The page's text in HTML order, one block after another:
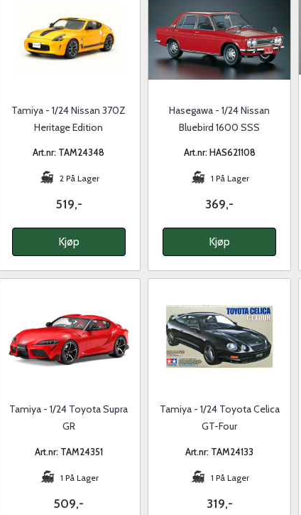
Tamiya - 1/24 Nissan 370Z
Heritage Edition
Art.nr: TAM24348
2 På Lager
519,-
Kjøp
Hasegawa - 1/24 Nissan
Bluebird 1600 SSS
Art.nr: HAS621108
1 På Lager
369,-
Kjøp
Tamiya - 1/24 Toyota Supra
GR
Art.nr: TAM24351
1 På Lager
509,-
Tamiya - 1/24 Toyota Celica
GT-Four
Art.nr: TAM24133
1 På Lager
319,-